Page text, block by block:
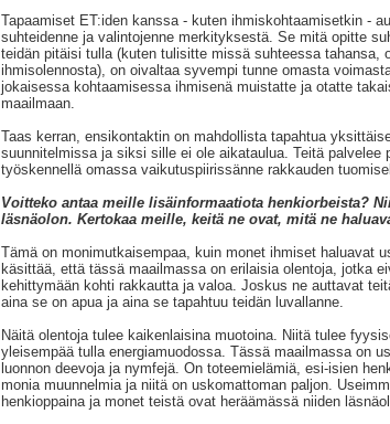
Tapaamiset ET:iden kanssa - kuten ihmiskohtaamisetkin -
suhteidenne ja valintojenne merkityksestä. Se mitä opitte
teidän pitäisi tulla (kuten tulisitte missä suhteessa
ihmisolennosta), on oivaltaa syvempi tunne omasta
jokaisessa kohtaamisessa ihmisenä muistatte ja otatte
maailmaan.
Taas kerran, ensikontaktin on mahdollista tapahtua
suunnitelmissa ja siksi sille ei ole aikataulua. Teitä
työskennellä omassa vaikutuspiirissänne rakkauden
Voitteko antaa meille lisäinformaatiota henkiorbeista?
läsnäolon. Kertokaa meille, keitä ne ovat, mitä ne
Tämä on monimutkaisempaa, kuin monet ihmiset haluavat
käsittää, että tässä maailmassa on erilaisia olentoja, jotka
kehittymään kohti rakkautta ja valoa. Joskus ne auttavat
aina se on apua ja aina se tapahtuu teidän luvallanne.
Näitä olentoja tulee kaikenlaisina muotoina. Niitä tulee
yleisempää tulla energiamuodossa. Tässä maailmassa on
luonnon deevoja ja nymfejä. On toteemielämiä, esi-isien
monia muunnelmia ja niitä on uskomattoman paljon.
henkioppaina ja monet teistä ovat heräämässä niiden